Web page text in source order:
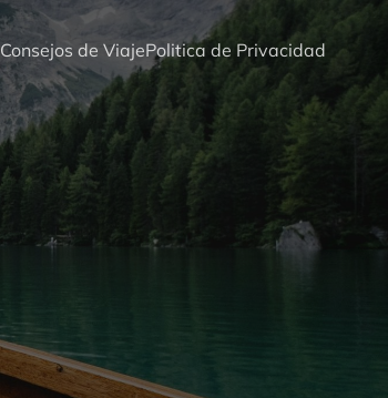
Consejos de ViajePolitica de Privacidad